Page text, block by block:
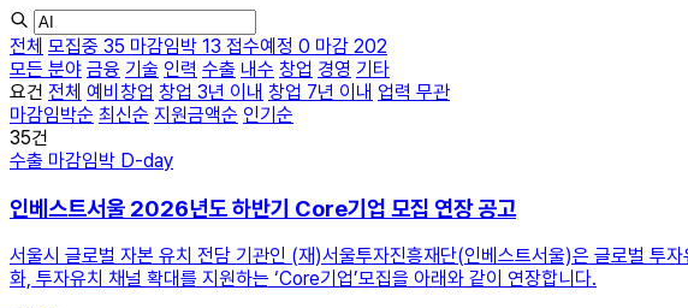
전체 모집중 35 마감임박 13 접수예정 0 마감 202
모든 분야 금융 기술 인력 수출 내수 창업 경영 기타
요건 전체 예비창업 창업 3년 이내 창업 7년 이내 업력 무관
마감임박순 최신순 지원금액순 인기순
35건
수출 마감임박 D-day
인베스트서울 2026년도 하반기 Core기업 모집 연장 공고
서울시 글로벌 자본 유치 전담 기관인 (재)서울투자진흥재단(인베스트서울)은 글로벌 투
화, 투자유치 채널 확대를 지원하는 ‘Core기업’모집을 아래와 같이 연장합니다.